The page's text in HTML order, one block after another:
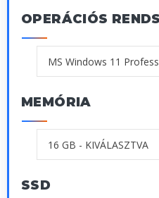
OPERÁCIÓS
MEMÓRIA
SSD